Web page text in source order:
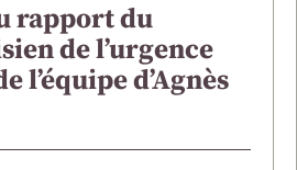
rapport du
de l’urgence
l’équipe d’Agnès